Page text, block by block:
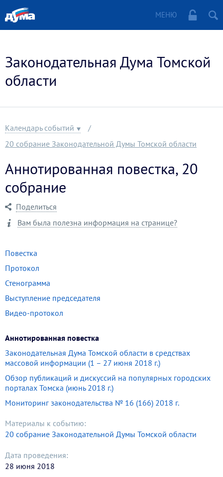
МЕНЮ
Законодательная Дума Томской
области
Календарь событий
20 собрание Законодательной Думы Томской области
Аннотированная повестка, 20
собрание
Поделиться
Вам была полезна информация на странице?
Повестка
Протокол
Стенограмма
Выступление председателя
Видео-протокол
Аннотированная повестка
Законодательная Дума Томской области в средствах
массовой информации (1 – 27 июня 2018 г.)
Обзор публикаций и дискуссий на популярных городских
порталах Томска (июнь 2018 г.)
Мониторинг законодательства № 16 (166) 2018 г.
Материалы к событию:
20 собрание Законодательной Думы Томской области
Дата проведения:
28 июня 2018